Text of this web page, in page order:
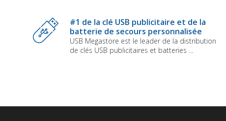
beginning
#1 de la clé USB publicitaire et de la
batterie de secours personnalisée
USB Megastore est le leader de la distribution
de clés USB publicitaires et batteries ...